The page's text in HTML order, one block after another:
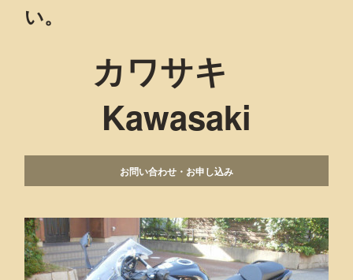
い。
カワサキ
Kawasaki
お問い合わせ・お申し込み